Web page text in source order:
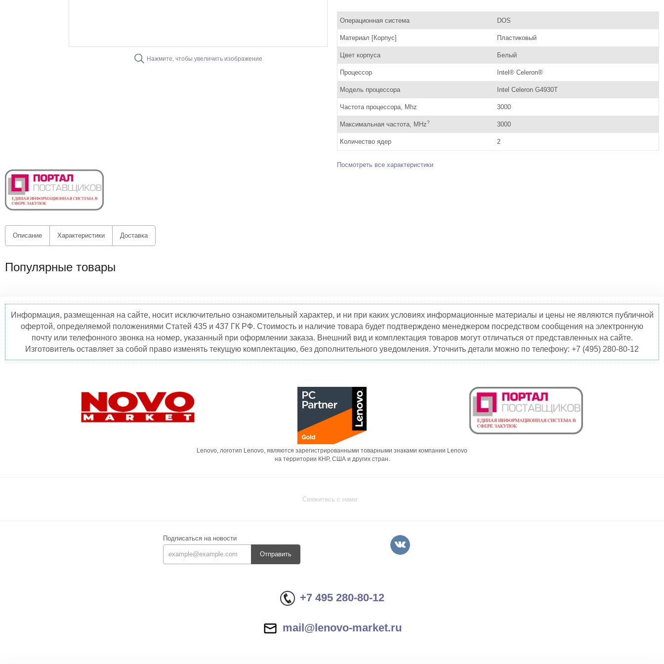
Нажмите, чтобы увеличить изображение
Операционная система DOS
Материал [Корпус] Пластиковый
Цвет корпуса Белый
Процессор Intel® Celeron®
Модель процессора Intel Celeron G4930T
Частота процессора, Mhz 3000
Максимальная частота, MHz? 3000
Количество ядер 2
Посмотреть все характеристики
Описание Характеристики Доставка
Популярные товары
Информация, размещенная на сайте, носит исключительно ознакомительный характер, и ни при каких условиях информационные материалы и цены не являются публичной
офертой, определяемой положениями Статей 435 и 437 ГК РФ. Стоимость и наличие товара будет подтверждено менеджером посредством сообщения на электронную
почту или телефонного звонка на номер, указанный при оформлении заказа. Внешний вид и комплектация товаров могут отличаться от представленных на сайте.
Изготовитель оставляет за собой право изменять текущую комплектацию, без дополнительного уведомления. Уточнить детали можно по телефону: +7 (495) 280-80-12
Lenovo, логотип Lenovo, являются зарегистрированными товарными знаками компании Lenovo
на территории КНР, США и других стран.
Свяжитесь с нами
Подписаться на новости
Отправить
+7 495 280-80-12
mail@lenovo-market.ru